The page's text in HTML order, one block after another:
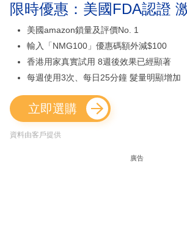
限時優惠：美國FDA認證
美國amazon鎖量及評價No. 1
輸入「NMG100」優惠碼額外減$100
香港用家真實試用 8週後效果已經顯著
每週使用3次、每日25分鐘 髮量明顯增加
立即選購
資料由客戶提供
廣告